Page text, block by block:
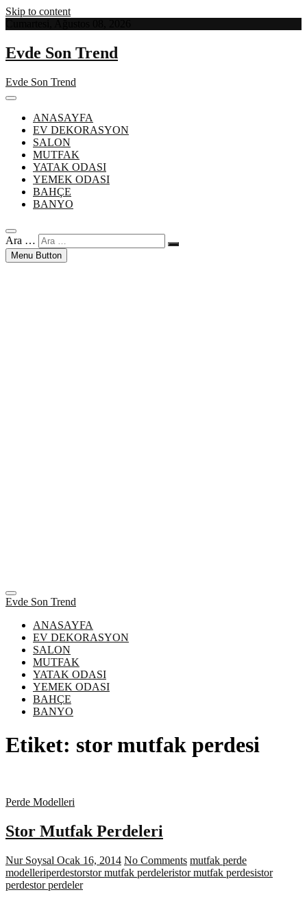
Skip to content
Evde Son Trend
Evde Son Trend
ANASAYFA
EV DEKORASYON
SALON
MUTFAK
YATAK ODASI
YEMEK ODASI
BAHÇE
BANYO
Ara …
Menu Button
Evde Son Trend
ANASAYFA
EV DEKORASYON
SALON
MUTFAK
YATAK ODASI
YEMEK ODASI
BAHÇE
BANYO
Etiket: stor mutfak perdesi
Perde Modelleri
Stor Mutfak Perdeleri
Nur Soysal Ocak 16, 2014 No Comments mutfak perde
modelleriperdestorstor mutfak perdeleristor mutfak perdesistor
perdestor perdeler